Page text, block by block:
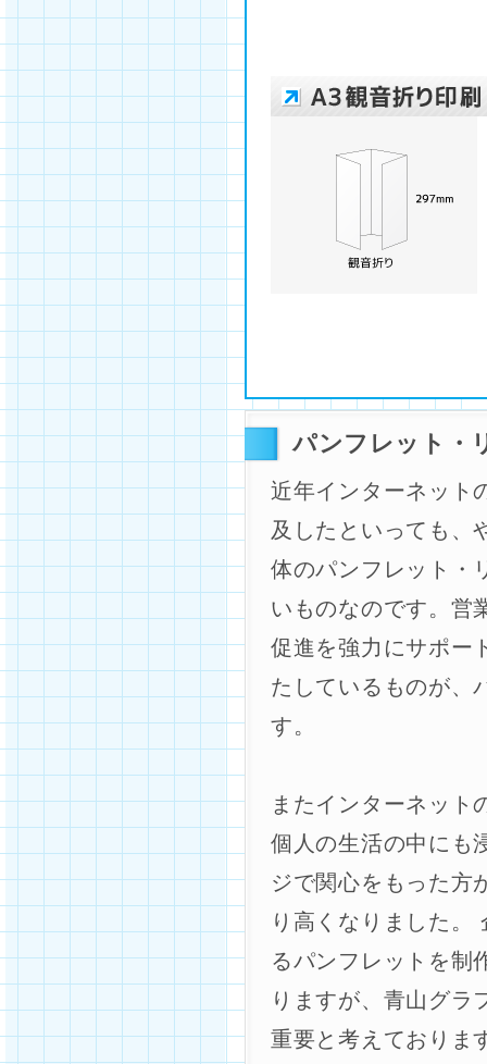
パンフレット・
近年インターネット
及したといっても、
体のパンフレット・
いものなのです。営
促進を強力にサポー
たしているものが、
す。
またインターネット
個人の生活の中にも
ジで関心をもった方
り高くなりました。
るパンフレットを制
りますが、青山グラ
重要と考えておりま